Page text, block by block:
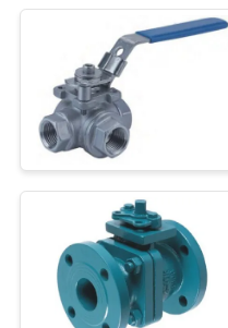
NOTÍCIAS
SOLICITE UM
ORÇAMENTO
SITE
de DSC